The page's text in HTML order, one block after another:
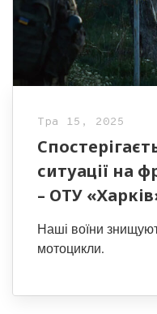
Тра 15, 2025
ситуації на
– ОТУ
Наші воїни
мотоцикли.